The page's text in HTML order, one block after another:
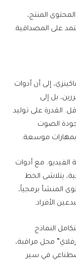
المنتج،
على المصداقية.
إلى أن أدوات
بل إلى
القدرة على توليد
الصوت
بمهارات موسعة.
الفيديو. مع أدوات
يتلاشى الخط
المنشأ برمجياً،
الأفراد.
النماذج
محل مراقبة،
في سير